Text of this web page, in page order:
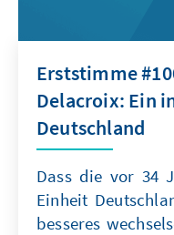
Erststimme
Delacroix: Ein
Deutschland
Dass die vor 34
Einheit
besseres